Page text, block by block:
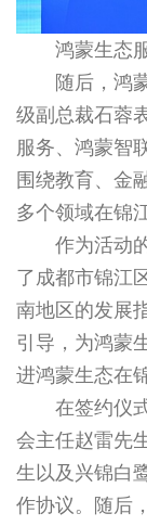
鸿蒙生态服
随后，鸿蒙
级副总裁石蓉
服务、鸿蒙智
围绕教育、金
多个领域在锦
作为活动的
了成都市锦江
南地区的发展
引导，为鸿蒙
进鸿蒙生态在
在签约仪式
会主任赵雷先
生以及兴锦白
作协议。随后